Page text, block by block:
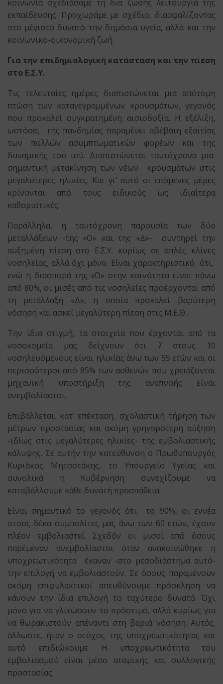
κοινωνία σχεδιάσαμε τη δια ζώσης λειτουργία της
εκπαίδευσης. Προχωράμε με σχέδιο, διασφαλίζοντας
στο μέγιστο δυνατό την δημόσια υγεία, αλλά και την
κοινωνικο-οικονομική ζωή.
Για την επιδημιολογική κατάσταση και την πίεση
στο Ε.Σ.Υ.
Τις τελευταίες ημέρες διαπιστώνεται μια απότομη
πτώση των καταγεγραμμένων κρουσμάτων, γεγονός
που προκαλεί συγκρατημένη αισιοδοξία. Η εξέλιξη,
ωστόσο, της πανδημίας παραμένει αβέβαιη εξαιτίας
των πολλών ασυμπτωματικών φορέων και της
δυναμικής του ιού. Διαπιστώνεται ταυτόχρονα μια
σημαντική μετακίνηση των νέων κρουσμάτων στις
μεγαλύτερες ηλικίες. Και γι’ αυτό οι επόμενες μέρες
κρίνονται από τους ειδικούς ως ιδιαίτερα
καθοριστικές.
Παράλληλα, η ταυτόχρονη παρουσία των δύο
μεταλλάξεων -της «Ο» και της «Δ»- συντηρεί την
αυξημένη πίεση στο Ε.Σ.Υ. κυρίως σε απλές κλίνες
νοσηλείας, αλλά όχι μόνο. Είναι χαρακτηριστικό ότι,
ενώ η διασπορά της «Ο» στην κοινότητα είναι πάνω
από 80%, οι μισές από τις νοσηλείες προέρχονται από
τη μετάλλαξη «Δ», η οποία προκαλεί βαρύτερη
νόσηση και ασκεί μεγαλύτερη πίεση στις Μ.Ε.Θ..
Την ίδια στιγμή, τα στοιχεία που έρχονται από τα
νοσοκομεία μας δείχνουν ότι 7 στους 10
νοσηλευόμενους είναι ηλικίας άνω των 55 ετών και οι
περισσότεροι από 85% των ασθενών που χρειάζονται
μηχανική υποστήριξη της αναπνοής είναι
ανεμβολίαστοι.
Επιβάλλεται, κατ’ επέκταση, σχολαστική τήρηση των
μέτρων προστασίας και ακόμη γρηγορότερη αύξηση
-ιδίως στις μεγαλύτερες ηλικίες- της εμβολιαστικής
κάλυψης. Σε αυτήν την κατεύθυνση ο Πρωθυπουργός
Κυριάκος Μητσοτάκης, το Υπουργείο Υγείας και
συνολικά η Κυβέρνηση συνεχίζουμε να
καταβάλλουμε κάθε δυνατή προσπάθεια.
Είναι σημαντικό το γεγονός ότι το 90%, οι εννέα
στους δέκα συμπολίτες μας άνω των 60 ετών, έχουν
πλέον εμβολιαστεί. Σχεδόν οι μισοί από όσους
παρέμεναν ανεμβολίαστοι όταν ανακοινώθηκε η
υποχρεωτικότητα έκαναν -στο μεσοδιάστημα αυτό-
την επιλογή να εμβολιαστούν. Σε όσους παραμένουν
ακόμη επιφυλακτικοί απευθύνουμε πρόσκληση να
κάνουν την ίδια επιλογή το ταχύτερο δυνατό. Όχι
μόνο για να γλιτώσουν το πρόστιμο, αλλά κυρίως για
να θωρακιστούν απέναντι στη βαριά νόσηση. Αυτός,
άλλωστε, ήταν ο στόχος της υποχρεωτικότητας και
αυτό επιδιώκουμε. Η υποχρεωτικότητα του
εμβολιασμού είναι μέσο ατομικής και συλλογικής
προστασίας.